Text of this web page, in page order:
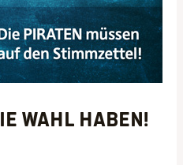
Wahl haben!